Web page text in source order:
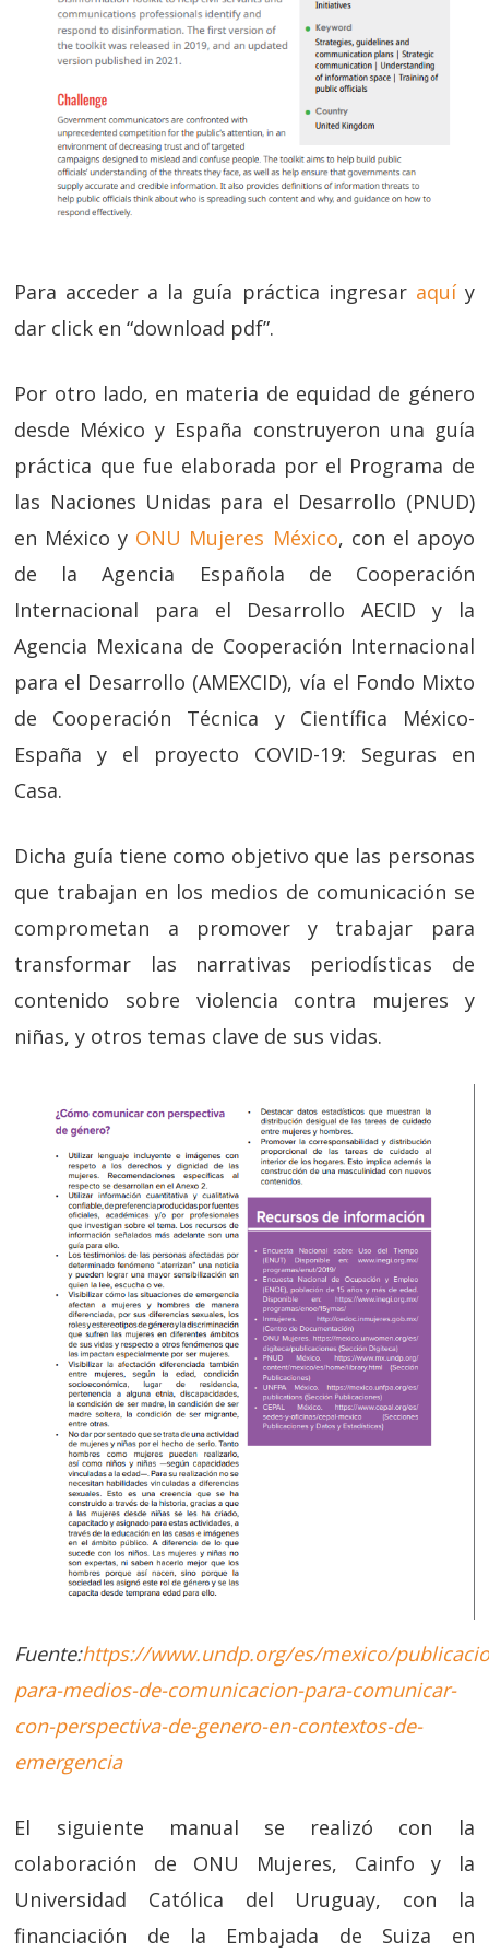
Para acceder a la guía práctica ingresaraquí y
dar click en “download pdf”.
Por otro lado, en materia de equidad de género
desde México y España construyeron una guía
práctica que fue elaborada por el Programa de
las Naciones Unidas para el Desarrollo (PNUD)
en México y ONU Mujeres México, con el apoyo
de la Agencia Española de Cooperación
Internacional para el Desarrollo AECID y la
Agencia Mexicana de Cooperación Internacional
para el Desarrollo (AMEXCID), vía el Fondo Mixto
de Cooperación Técnica y Científica México-
España y el proyecto COVID-19: Seguras en
Casa.
Dicha guía tiene como objetivo que las personas
que trabajan en los medios de comunicación se
comprometan a promover y trabajar para
transformar las narrativas periodísticas de
contenido sobre violencia contra mujeres y
niñas, y otros temas clave de sus vidas.
Fuente:https://www.undp.org/es/mexico/
para-medios-de-comunicacion-para-comunicar-
con-perspectiva-de-genero-en-contextos-de-
emergencia
El siguiente manual se realizó con la
colaboración de ONU Mujeres, Cainfo y la
Universidad Católica del Uruguay, con la
financiación de la Embajada de Suiza en